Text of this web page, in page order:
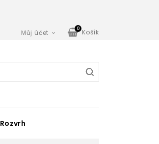
Můj účet 
0 Košík
Rozvrh